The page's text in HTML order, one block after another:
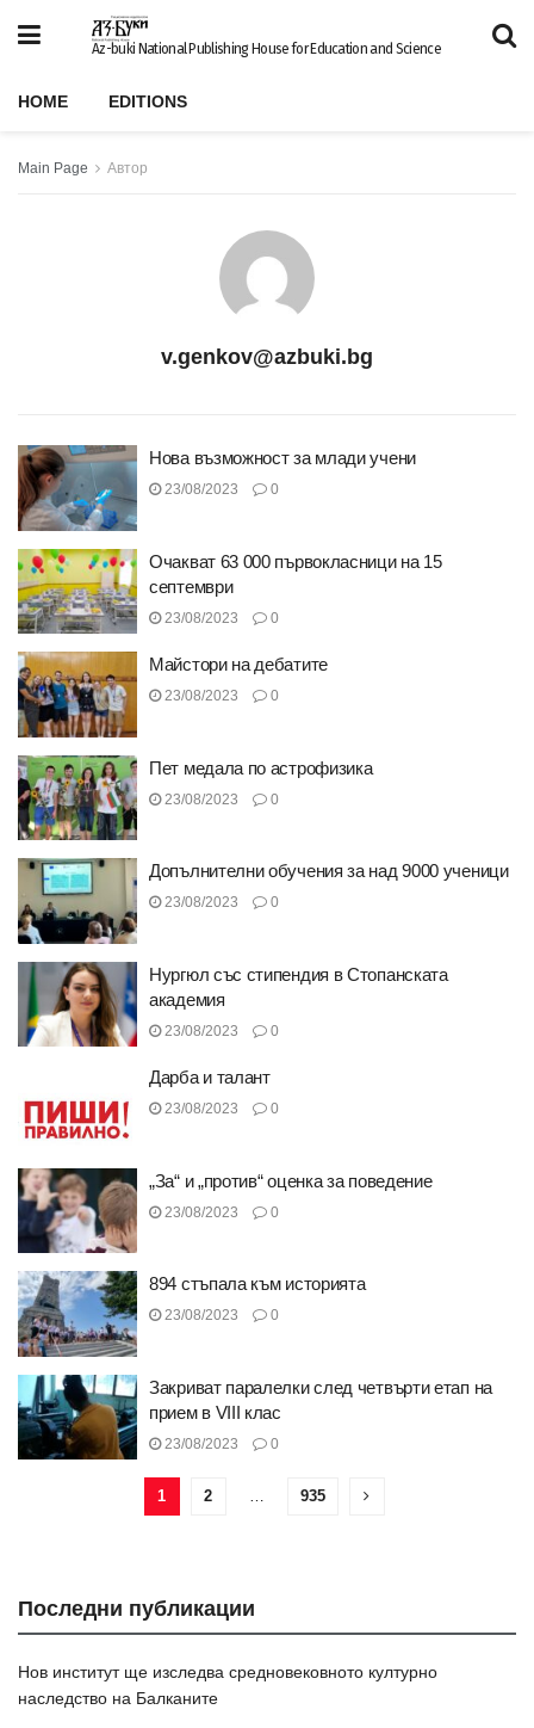
Az-buki National Publishing House for Education and Science
HOME EDITIONS
Main Page Автор
v.genkov@azbuki.bg
Нова възможност за млади учени
23/08/2023 0
Очакват 63 000 първокласници на 15
септември
23/08/2023 0
Майстори на дебатите
23/08/2023 0
Пет медала по астрофизика
23/08/2023 0
Допълнителни обучения за над 9000 ученици
23/08/2023 0
Нургюл със стипендия в Стопанската
академия
23/08/2023 0
Дарба и талант
23/08/2023 0
„За“ и „против“ оценка за поведение
23/08/2023 0
894 стъпала към историята
23/08/2023 0
Закриват паралелки след четвърти етап на
прием в VIII клас
23/08/2023 0
1 2 … 935
Последни публикации
Нов институт ще изследва средновековното културно
наследство на Балканите